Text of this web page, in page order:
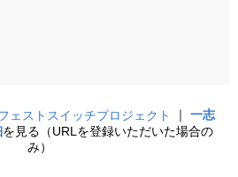
｜ 一志
を見る（URLを登録いただいた場合の
み）